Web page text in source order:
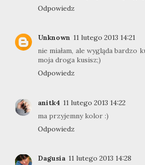
Odpowiedz
Unknown 11 lutego 2013 14:21
nie miałam, ale wygląda bardzo
moja droga kusisz;)
Odpowiedz
anitk4 11 lutego 2013 14:22
ma przyjemny kolor :)
Odpowiedz
Dagusia 11 lutego 2013 14:28